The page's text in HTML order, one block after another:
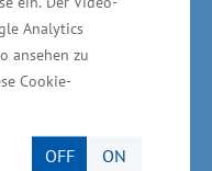
Analytics
ansehen zu
Cookie-
OFF ON
Bedeutung ein.
wichtigen